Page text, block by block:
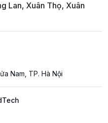
Lan, Xuân Thọ, Xuân
Nam, TP. Hà Nội